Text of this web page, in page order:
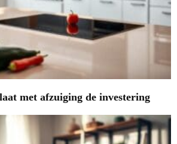
met afzuiging de investering